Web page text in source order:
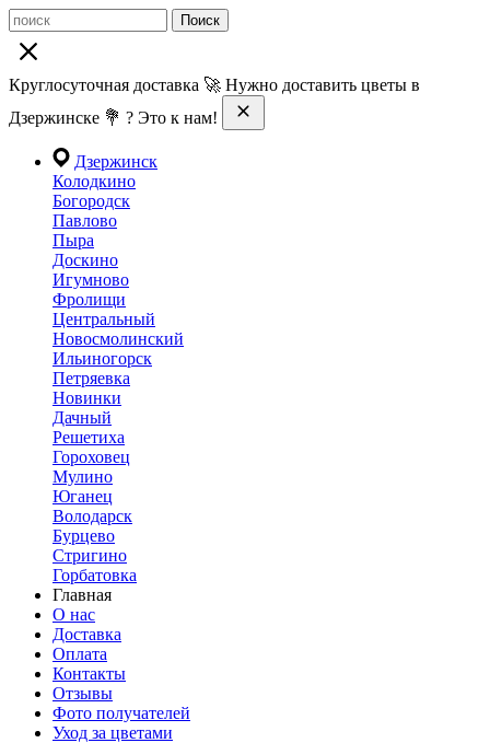
Поиск
Круглосуточная доставка 🚀 Нужно доставить цветы в
Дзержинске 💐 ? Это к нам!
Дзержинск
Колодкино
Богородск
Павлово
Пыра
Доскино
Игумново
Фролищи
Центральный
Новосмолинский
Ильиногорск
Петряевка
Новинки
Дачный
Решетиха
Гороховец
Мулино
Юганец
Володарск
Бурцево
Стригино
Горбатовка
Главная
О нас
Доставка
Оплата
Контакты
Отзывы
Фото получателей
Уход за цветами